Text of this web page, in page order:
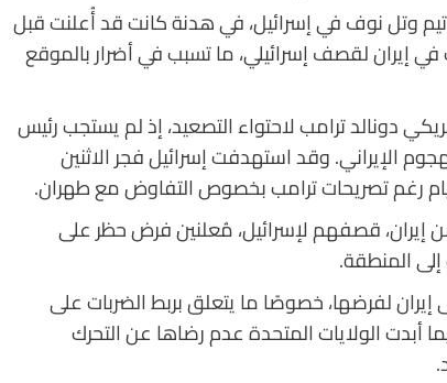
وتل نوف في إسرائيل، في هدنة كانت قد أُعلنت قبل
إيران لقصف إسرائيلي، ما تسبب في أضرار بالموقع
دونالد ترامب لاحتواء التصعيد، إذ لم يستجب رئيس
الإيراني. وقد استهدفت إسرائيل فجر الاثنين
رغم تصريحات ترامب بخصوص التفاوض مع طهران.
إيران، قصفهم لإسرائيل، مُعلنين فرض حظر على
إلى المنطقة.
لفرضها، خصوصًا ما يتعلق بربط الضربات على
أبدت الولايات المتحدة عدم رضاها عن التحرك